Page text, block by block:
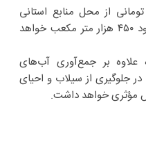
با اعتبار ۸ میلیارد تومانی از محل منابع استانی
تأمین شده و حجم آبگیری آن حدود ۴۵۰ هزار متر مکعب خواهد
علاوه بر جمع‌آوری آب‌های
جلوگیری از سیلاب و احیای
مؤثری خواهد داشت.